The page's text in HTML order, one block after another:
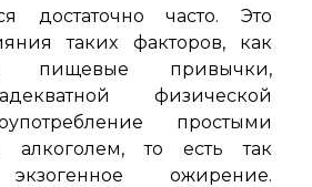
достаточно часто. Это
таких факторов, как
пищевые привычки,
физической
простыми
алкоголем, то есть так
ожирение.